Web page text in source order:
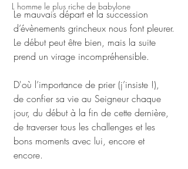
L homme le plus riche de babylone
Le mauvais départ et la succession
d’évènements grincheux nous font pleurer.
Le début peut être bien, mais la suite
prend un virage incompréhensible.
D'où l’importance de prier (j’insiste !),
de confier sa vie au Seigneur chaque
jour, du début à la fin de cette dernière,
de traverser tous les challenges et les
bons moments avec lui, encore et
encore.